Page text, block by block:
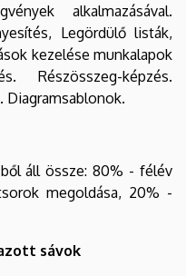
alkalmazásával.
Legördülő listák,
kezelése munkalapok
Részösszeg-képzés.
Diagramsablonok.
áll össze: 80% - félév
megoldása, 20% -
sávok